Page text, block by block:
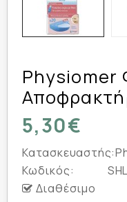
Physiomer
5,30€
Κατασκευαστής:
Κωδικός:
Διαθέσιμο